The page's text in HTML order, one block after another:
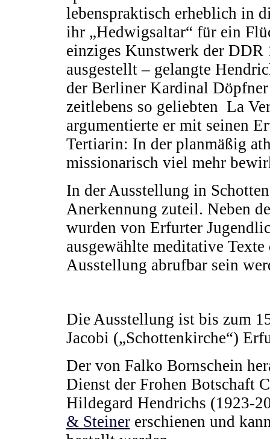
lebenspraktisch erheblich in
ihr „Hedwigsaltar“ für ein
einziges Kunstwerk der
ausgestellt – gelangte
der Berliner Kardinal
zeitlebens so geliebten La
argumentierte er mit seinen
Tertiarin: In der planmäßig
missionarisch viel mehr
In der Ausstellung in
Anerkennung zuteil. Neben
wurden von Erfurter
ausgewählte meditative
Ausstellung abrufbar sein
Die Ausstellung ist bis zum
Jacobi („Schottenkirche“)
Der von Falko Bornschein
Dienst der Frohen Botschaft
Hildegard Hendrichs (1923-
& Steinererschienen und